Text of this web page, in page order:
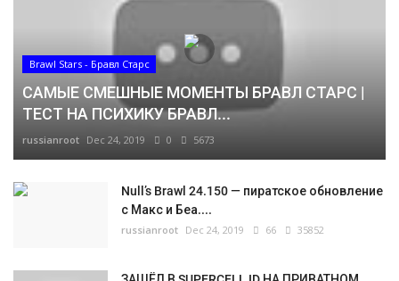
Brawl Stars - Бравл Старс
САМЫЕ СМЕШНЫЕ МОМЕНТЫ БРАВЛ СТАРС |
ТЕСТ НА ПСИХИКУ БРАВЛ...
russianroot Dec 24, 2019 0 5673
Null’s Brawl 24.150 — пиратское обновление
с Макс и Беа....
russianroot Dec 24, 2019 66 35852